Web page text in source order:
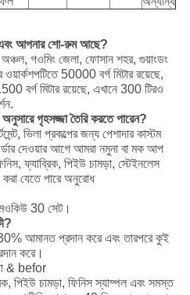
আপনার শো-রুম আছে?
অঞ্চল, গওমিং জেলা, ফোসান শহর, গুয়াংডং
50000 বর্গ মিটার রয়েছে,
বর্গ মিটার রয়েছে, এখানে 300 টিরও
গৃহসজ্জা তৈরি করতে পারেন?
ভিলা প্রকল্পের জন্য পেশাদার কাস্টম
দেওয়ার আগে আমরা নমুনা বা মক আপ
ফ্যাব্রিক, পিইউ চামড়া, স্টেইনলেস
যেতে পারে অনুরোধ
30 সেট।
আমানত প্রদান করে এবং তারপরে কুই
করে।
& befor
পিইউ চামড়া, ফিনিস স্যাম্পল এবং সমস্ত